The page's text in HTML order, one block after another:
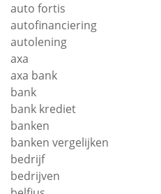
auto fortis
autofinanciering
autolening
axa
axa bank
bank
bank krediet
banken
banken vergelijken
bedrijf
bedrijven